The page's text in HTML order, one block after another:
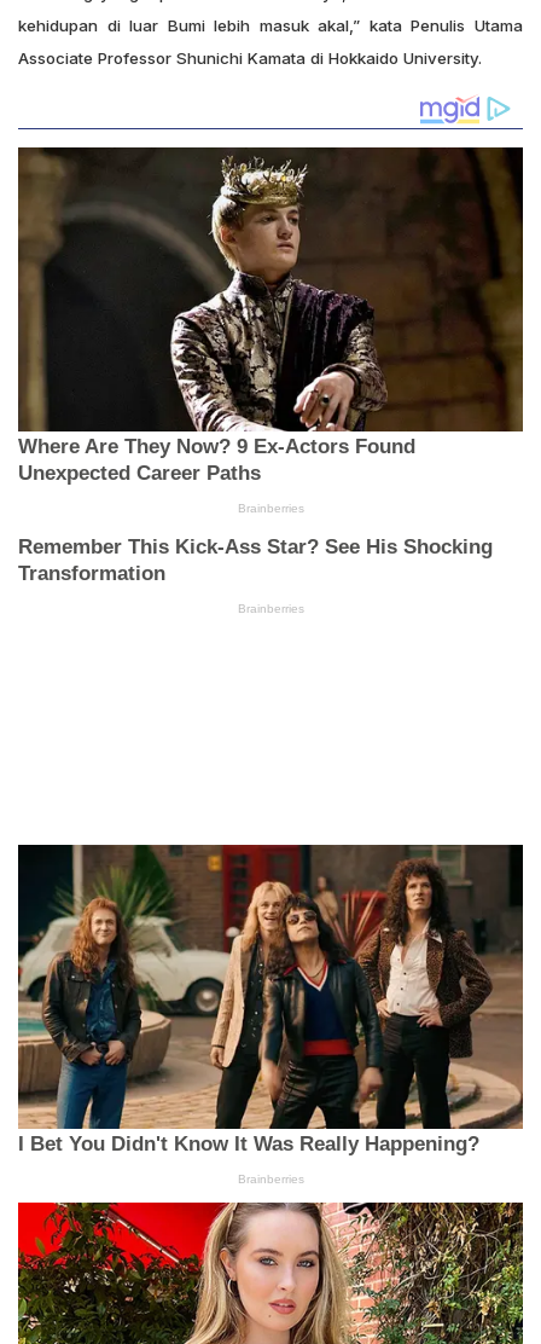
kehidupan di luar Bumi lebih masuk akal,” kata Penulis Utama
Associate Professor Shunichi Kamata di Hokkaido University.